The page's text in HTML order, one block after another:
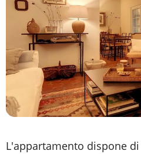
L'appartamento dispone